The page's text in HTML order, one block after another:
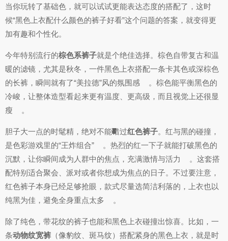
7
5
7
4
7
8
8
7
1
当你玩转了基础色，就可以试试更能表达态度的搭配了，这时
候“黑色上衣配什么颜色的裤子好看”这个问题的答案，就变得更
加有趣和个性化。
今年特别流行的棕色系裤子就是个绝佳选择。棕色自带复古和温
暖的滤镜，尤其是秋冬，一件黑色上衣搭配一条卡其色或深棕色
的长裤，瞬间就有了“美拉德”风的氛围感
2
。棕色能平衡黑色的
冷峻，让整体造型看起来更有温度、更高级，而且视觉上还很显
瘦
2
。
胆子大一点的时髦精，绝对不能错过红色裤子。红与黑的碰撞，
是色彩游戏里的“王炸组合”
7
。热烈的红一下子就能打破黑色的
沉默，让你瞬间成为人群中的焦点，充满激情与活力
5
。这套搭
配特别适合聚会、派对或者你想成为焦点的日子。不过要注意，
红色裤子本身已经足够抢眼，款式尽量选简洁利落的，上衣也以
纯黑为佳，避免全身重点太多
7
。
除了纯色，带花纹的裤子也能和黑色上衣碰撞出惊喜。比如，一
条动物纹宽裤 （像豹纹、斑马纹）搭配紧身的黑色上衣，就是时
8
2
4
2
2
1
4
7
8
2